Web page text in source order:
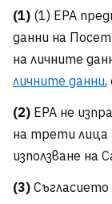
(1) (1) ЕРА
данни на
на личните
личните данни,
(2) ЕРА не
на трети лица
използване
(3) Съгласието